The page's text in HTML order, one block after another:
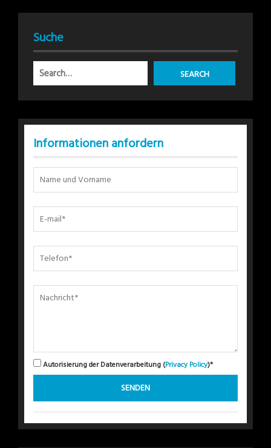
Suche
Informationen anfordern
Autorisierung der Datenverarbeitung (Privacy Policy)*